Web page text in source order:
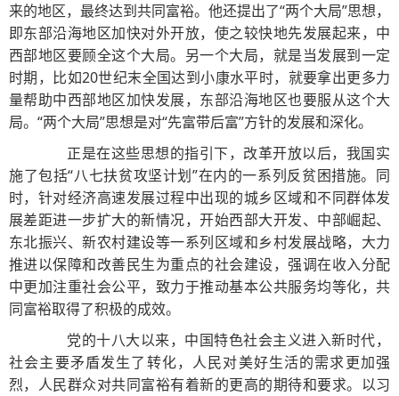
来的地区，最终达到共同富裕。他还提出了“两个大局”思想，
即东部沿海地区加快对外开放，使之较快地先发展起来，中
西部地区要顾全这个大局。另一个大局，就是当发展到一定
时期，比如20世纪末全国达到小康水平时，就要拿出更多力
量帮助中西部地区加快发展，东部沿海地区也要服从这个大
局。“两个大局”思想是对“先富带后富”方针的发展和深化。
正是在这些思想的指引下，改革开放以后，我国实
施了包括“八七扶贫攻坚计划”在内的一系列反贫困措施。同
时，针对经济高速发展过程中出现的城乡区域和不同群体发
展差距进一步扩大的新情况，开始西部大开发、中部崛起、
东北振兴、新农村建设等一系列区域和乡村发展战略，大力
推进以保障和改善民生为重点的社会建设，强调在收入分配
中更加注重社会公平，致力于推动基本公共服务均等化，共
同富裕取得了积极的成效。
党的十八大以来，中国特色社会主义进入新时代，
社会主要矛盾发生了转化，人民对美好生活的需求更加强
烈，人民群众对共同富裕有着新的更高的期待和要求。以习